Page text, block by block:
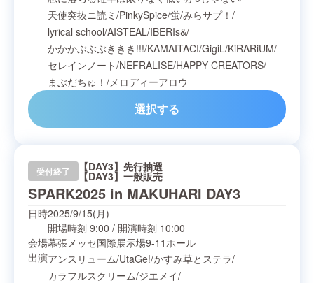
天使突抜ニ読ミ /PinkySpice/蛍/みらサプ！ /
lyrical school/AISTEAL/IBERIs&/
かかかぶぶぶききき!!!/KAMAITACI/GigiL/KiRARiUM/
セレインノート/NEFRALISE/HAPPY CREATORS/
まぶだちゅ！ /メロディーアロウ
選択する
受付終了 【DAY3】先行抽選
【DAY3】一般販売
SPARK2025 in MAKUHARI DAY3
日時2025/9/15(月)
開場時刻 9:00 / 開演時刻 10:00
会場幕張メッセ国際展示場9-11ホール
出演アンスリューム/UtaGe!/かすみ草とステラ/
カラフルスクリーム/ジエメイ/